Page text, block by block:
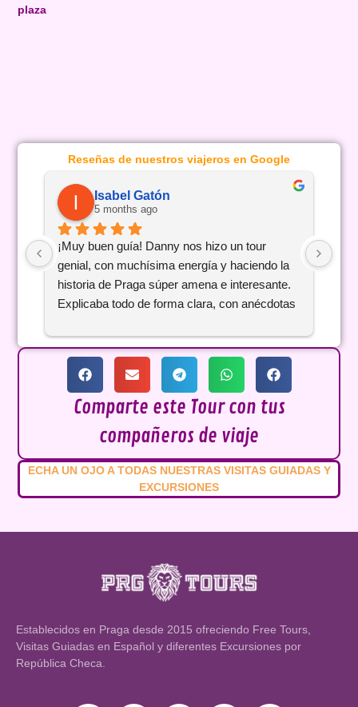
plaza
Reseñas de nuestros viajeros en Google
Isabel Gatón
5 months ago
¡Muy buen guía! Danny nos hizo un tour
genial, con muchísima energía y haciendo la
historia de Praga súper amena e interesante.
Explicaba todo de forma clara, con anécdotas
vinieron de lujo para el resto del viaje. Se nota
que le apasiona lo que hace y consiguió que el
recorrido se pasara volando. ¡Totalmente
recomendable si estás visitando Praga por
primera vez!
la
si
Comparte este Tour con tus
compañeros de viaje
ECHA UN OJO A TODAS NUESTRAS VISITAS GUIADAS Y
EXCURSIONES
Establecidos en Praga desde 2015 ofreciendo Free Tours,
Visitas Guiadas en Español y diferentes Excursiones por
República Checa.